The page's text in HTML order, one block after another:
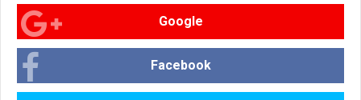
Google
Facebook